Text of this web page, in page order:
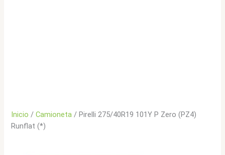
Inicio /Camioneta / Pirelli 275/40R19 101Y P Zero (PZ4)
Runflat (*)